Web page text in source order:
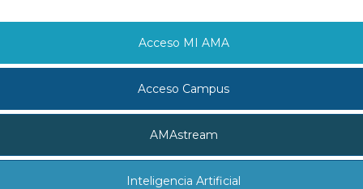
Acceso MI AMA
Acceso Campus
AMAstream
Inteligencia Artificial